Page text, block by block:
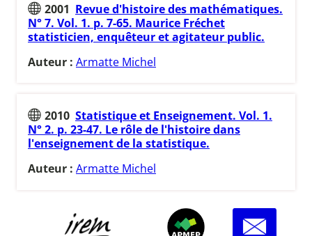
2001 Revue d'histoire des mathématiques.
N° 7. Vol. 1. p. 7-65. Maurice Fréchet
statisticien, enquêteur et agitateur public.
Auteur : Armatte Michel
2010 Statistique et Enseignement. Vol. 1.
N° 2. p. 23-47. Le rôle de l'histoire dans
l'enseignement de la statistique.
Auteur : Armatte Michel